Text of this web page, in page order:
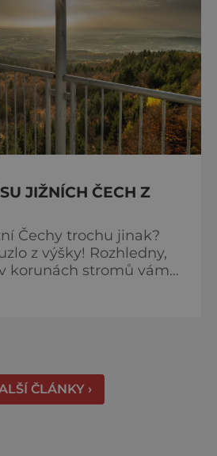
JIŽNÍCH ČECH Z
Čechy trochu jinak?
z výšky! Rozhledny,
korunách stromů vám
ČLÁNKY ›